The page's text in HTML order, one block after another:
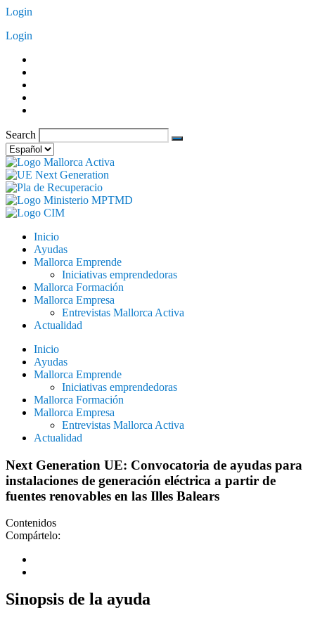
Saltar
contenido
Login
Login
Search
Elegir
un
idioma
Inicio
Ayudas
Mallorca Emprende
Iniciativas emprendedoras
Mallorca Formación
Mallorca Empresa
Entrevistas Mallorca Activa
Actualidad
Inicio
Ayudas
Mallorca Emprende
Iniciativas emprendedoras
Mallorca Formación
Mallorca Empresa
Entrevistas Mallorca Activa
Actualidad
Next Generation UE: Convocatoria de ayudas para
instalaciones de generación eléctrica a partir de
fuentes renovables en las Illes Balears
Contenidos
Compártelo:
Sinopsis de la ayuda